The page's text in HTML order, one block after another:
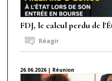
FDJ, le calcul perdu de
Réagir
26.06.2026 | Réunion